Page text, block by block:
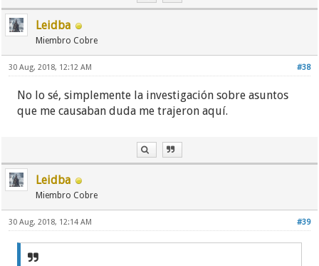
Leidba
Miembro Cobre
#38
30 Aug, 2018, 12:12 AM
No lo sé, simplemente la investigación sobre asuntos
que me causaban duda me trajeron aquí.
Leidba
Miembro Cobre
#39
30 Aug, 2018, 12:14 AM